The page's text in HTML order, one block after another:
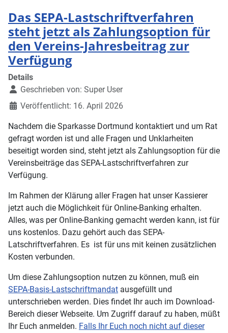
Das SEPA-Lastschriftverfahren
steht jetzt als Zahlungsoption für
den Vereins-Jahresbeitrag zur
Verfügung
Details
Geschrieben von: Super User
Veröffentlicht: 16. April 2026
Nachdem die Sparkasse Dortmund kontaktiert und um Rat
gefragt worden ist und alle Fragen und Unklarheiten
beseitigt worden sind, steht jetzt als Zahlungsoption für die
Vereinsbeiträge das SEPA-Lastschriftverfahren zur
Verfügung.
Im Rahmen der Klärung aller Fragen hat unser Kassierer
jetzt auch die Möglichkeit für Online-Banking erhalten.
Alles, was per Online-Banking gemacht werden kann, ist für
uns kostenlos. Dazu gehört auch das SEPA-
Latschriftverfahren. Es ist für uns mit keinen zusätzlichen
Kosten verbunden.
Um diese Zahlungsoption nutzen zu können, muß ein
SEPA-Basis-Lastschriftmandat ausgefüllt und
unterschrieben werden. Dies findet Ihr auch im Download-
Bereich dieser Webseite. Um Zugriff darauf zu haben, müßt
Ihr Euch anmelden. Falls Ihr Euch noch nicht auf dieser